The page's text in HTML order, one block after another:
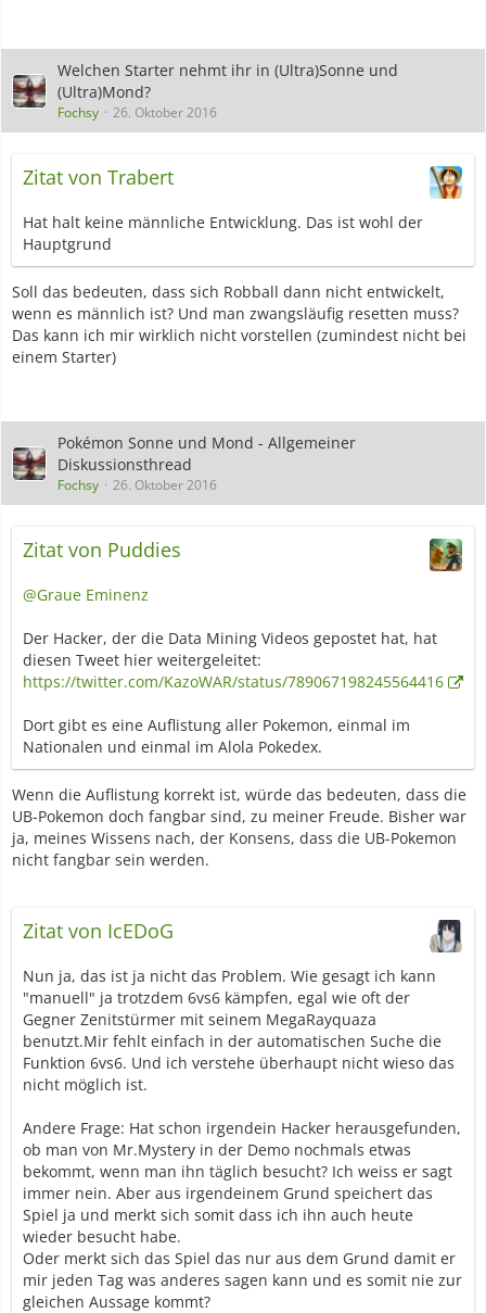
bezeichnen. Für mich sind das Missgestalten und passen in
keinster Weise zu Pokémon.
Umso mehr macht mich aber deine Meinung neugierig, was
man jetzt toll an denen finden kann?
Ich hätte mich damit anfreunden können, wenn es nur
Welchen Starter nehmt ihr in (Ultra)Sonne und
(Ultra)Mond?
Fochsy 26. Oktober 2016
Zitat von Trabert
Hat halt keine männliche Entwicklung. Das ist wohl der
Hauptgrund
Soll das bedeuten, dass sich Robball dann nicht entwickelt,
wenn es männlich ist? Und man zwangsläufig resetten muss?
Das kann ich mir wirklich nicht vorstellen (zumindest nicht bei
einem Starter)
Pokémon Sonne und Mond - Allgemeiner
Diskussionsthread
Fochsy 26. Oktober 2016
Zitat von Puddies
@Graue Eminenz
Der Hacker, der die Data Mining Videos gepostet hat, hat
diesen Tweet hier weitergeleitet:
https://twitter.com/KazoWAR/status/789067198245564416
Dort gibt es eine Auflistung aller Pokemon, einmal im
Nationalen und einmal im Alola Pokedex.
Wenn die Auflistung korrekt ist, würde das bedeuten, dass die
UB-Pokemon doch fangbar sind, zu meiner Freude. Bisher war
ja, meines Wissens nach, der Konsens, dass die UB-Pokemon
nicht fangbar sein werden.
Zitat von IcEDoG
Nun ja, das ist ja nicht das Problem. Wie gesagt ich kann
"manuell" ja trotzdem 6vs6 kämpfen, egal wie oft der
Gegner Zenitstürmer mit seinem MegaRayquaza
benutzt.Mir fehlt einfach in der automatischen Suche die
Funktion 6vs6. Und ich verstehe überhaupt nicht wieso das
nicht möglich ist.
Andere Frage: Hat schon irgendein Hacker herausgefunden,
ob man von Mr.Mystery in der Demo nochmals etwas
bekommt, wenn man ihn täglich besucht? Ich weiss er sagt
immer nein. Aber aus irgendeinem Grund speichert das
Spiel ja und merkt sich somit dass ich ihn auch heute
wieder besucht habe.
Oder merkt sich das Spiel das nur aus dem Grund damit er
mir jeden Tag was anderes sagen kann und es somit nie zur
gleichen Aussage kommt?